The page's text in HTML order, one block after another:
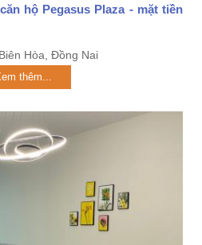
hộ Pegasus Plaza - mặt tiền
Hòa, Đồng Nai
thêm...